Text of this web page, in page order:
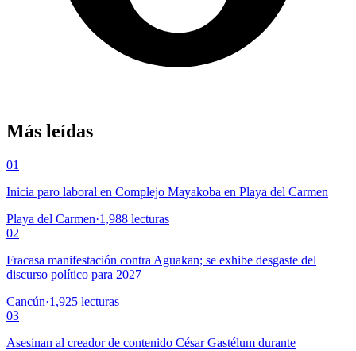
Más leídas
01
Inicia paro laboral en Complejo Mayakoba en Playa del Carmen
Playa del Carmen·1,988 lecturas
02
Fracasa manifestación contra Aguakan; se exhibe desgaste del
discurso político para 2027
Cancún·1,925 lecturas
03
Asesinan al creador de contenido César Gastélum durante